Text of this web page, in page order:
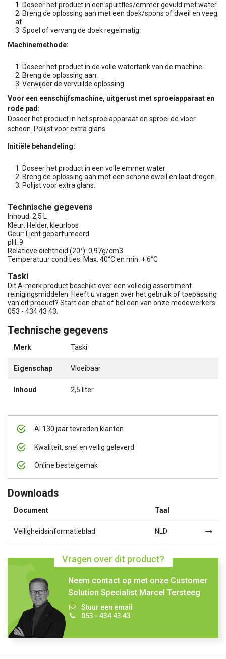
Al 130 jaar tevreden klanten
Kwaliteit, snel en veilig geleverd
Online bestelgemak
Downloads
Document Taal
Veiligheidsinformatieblad NLD
Vragen over dit product?
Neem contact op met onze Customer
Solution Specialist Marcel Tersteeg
Stuur een email
053 - 434 43 43
Doseer het product in een spuitfles/emmer gevuld met water.
Breng de oplossing aan met een doek/spons of dweil en veeg
af.
Spoel of vervang de doek regelmatig.
Machinemethode:
Doseer het product in de volle watertank van de machine.
Breng de oplossing aan.
Verwijder de vervuilde oplossing.
Voor een eenschijfsmachine, uitgerust met sproeiapparaat en
rode pad:
Doseer het product in het sproeiapparaat en sproei de vloer
schoon. Polijst voor extra glans
Initiële behandeling:
Doseer het product in een volle emmer water
Breng de oplossing aan met een schone dweil en laat drogen.
Polijst voor extra glans.
Technische gegevens
Inhoud: 2,5 L
Kleur: Helder, kleurloos
Geur: Licht geparfumeerd
pH: 9
Relatieve dichtheid (20°): 0,97g/cm3
Temperatuur condities: Max. 40°C en min. + 6°C
Taski
Dit A-merk product beschikt over een volledig assortiment
reinigingsmiddelen. Heeft u vragen over het gebruik of toepassing
van dit product? Start een chat of bel één van onze medewerkers:
053 - 434 43 43.
Technische gegevens
Merk Taski
Eigenschap Vloeibaar
Inhoud 2,5 liter